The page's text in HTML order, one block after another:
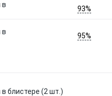
в
93%
в
95%
блистере (2 шт.)